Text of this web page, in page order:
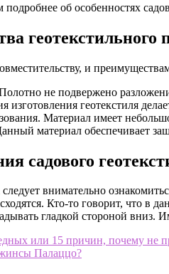
об особенностях
геотекстильного
и
не подвержено
изготовления геотекстиля
Материал имеет
материал обеспечивает
садового
внимательно
Кто-то говорит, что в
гладкой стороной
или 15 причин, почему не
Палаццо?